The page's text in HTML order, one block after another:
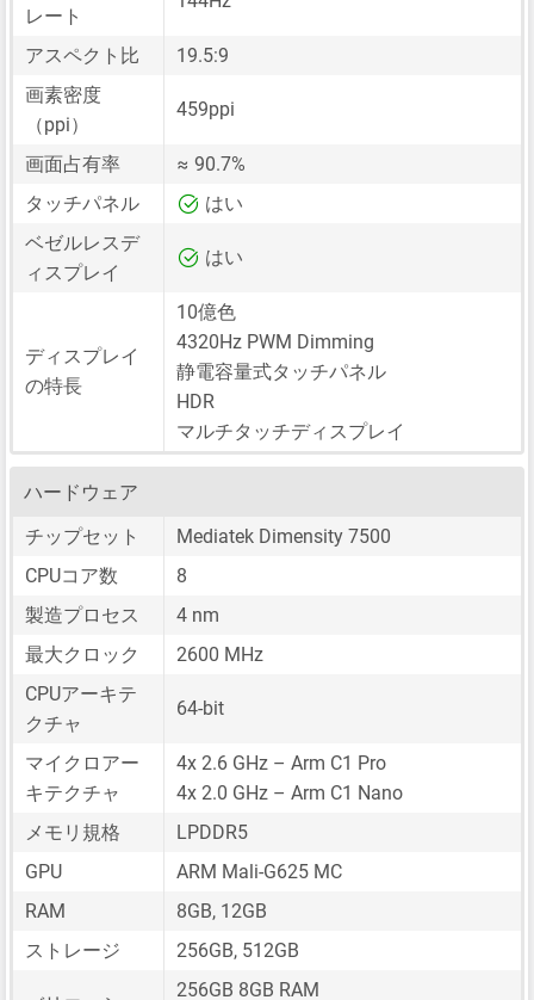
レート
アスペクト比
19.5:9
画素密度
（ppi）
459ppi
画面占有率
≈ 90.7%
タッチパネル
はい
ベゼルレスデ
ィスプレイ
はい
ディスプレイ
の特長
10億色
4320Hz PWM Dimming
静電容量式タッチパネル
HDR
マルチタッチディスプレイ
ハードウェア
チップセット
Mediatek Dimensity 7500
CPUコア数
8
製造プロセス
4 nm
最大クロック
2600 MHz
CPUアーキテ
クチャ
64-bit
マイクロアー
キテクチャ
4x 2.6 GHz – Arm C1 Pro
4x 2.0 GHz – Arm C1 Nano
メモリ規格
LPDDR5
GPU
ARM Mali-G625 MC
RAM
8GB, 12GB
ストレージ
256GB, 512GB
256GB 8GB RAM